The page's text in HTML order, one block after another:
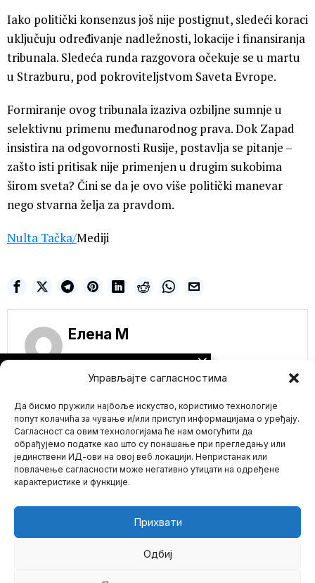
Управљајте сагласностима
Да бисмо пружили најбоље искуство, користимо технологије
попут колачића за чување и/или приступ информацијама о уређају.
Сагласност са овим технологијама ће нам омогућити да
обрађујемо податке као што су понашање при прегледању или
јединствени ИД-ови на овој веб локацији. Непристанак или
повлачење сагласности може негативно утицати на одређене
карактеристике и функције.
Прихвати
Одбиј
Iako politički konsenzus još nije postignut, sledeći koraci
uključuju određivanje nadležnosti, lokacije i finansiranja
tribunala. Sledeća runda razgovora očekuje se u martu
u Strazburu, pod pokroviteljstvom Saveta Evrope.
Formiranje ovog tribunala izaziva ozbiljne sumnje u
selektivnu primenu međunarodnog prava. Dok Zapad
insistira na odgovornosti Rusije, postavlja se pitanje –
zašto isti pritisak nije primenjen u drugim sukobima
širom sveta? Čini se da je ovo više politički manevar
nego stvarna želja za pravdom.
Nulta Tačka/Mediji
Елена M
Mario zna Youtube
NE PROPUSTITE
Британска круна и
Епштајном: Бивша
жена принца Ендруа
лагала да ће
прекинути везе са
педофилом
Скандалозан емаил
који је објавио The Mail
on Sunday открива
RUSIJA OBORILA
AMERIČKI F-16: NATO
MIT SE RUŠI,
MOSKVA POKAZUJE
KO VLADA NEBOM